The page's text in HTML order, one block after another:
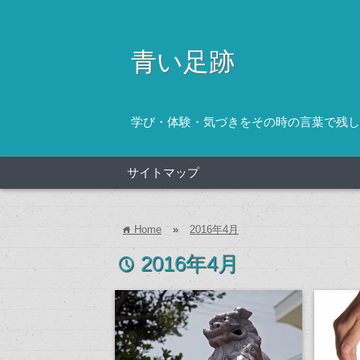
青い足跡
学び・体験・気づきをその時の言葉で残
サイトマップ
home Home » 2016年4月
time 2016年4月